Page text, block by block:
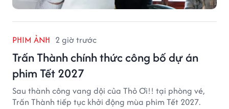
PHIM ẢNH 2 giờ trước
Trấn Thành chính thức công bố dự án
phim Tết 2027
Sau thành công vang dội của Thỏ Ơi!! tại phòng vé,
Trấn Thành tiếp tục khởi động mùa phim Tết 2027.